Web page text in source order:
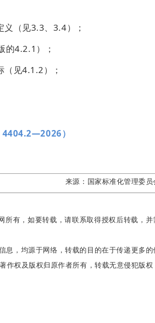
（见3.3、3.4）；
4.2.1）；
见4.1.2）；
4404.2—2026）
来源： 国家标准化管理委员
有，如要转载，请联系取得授权后转载，并
息，均源于网络，转载的目的在于传递更多的
权及版权归原作者所有，转载无意侵犯版权